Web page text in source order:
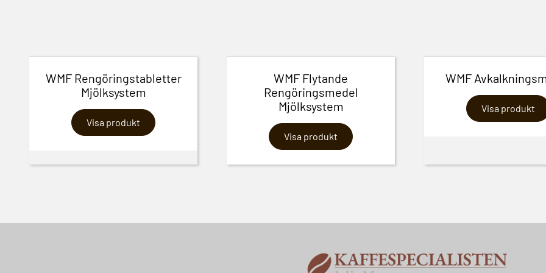
WMF Rengöringstabletter
Mjölksystem
Visa produkt
WMF Flytande
Rengöringsmedel
Mjölksystem
Visa produkt
WMF
Visa produkt